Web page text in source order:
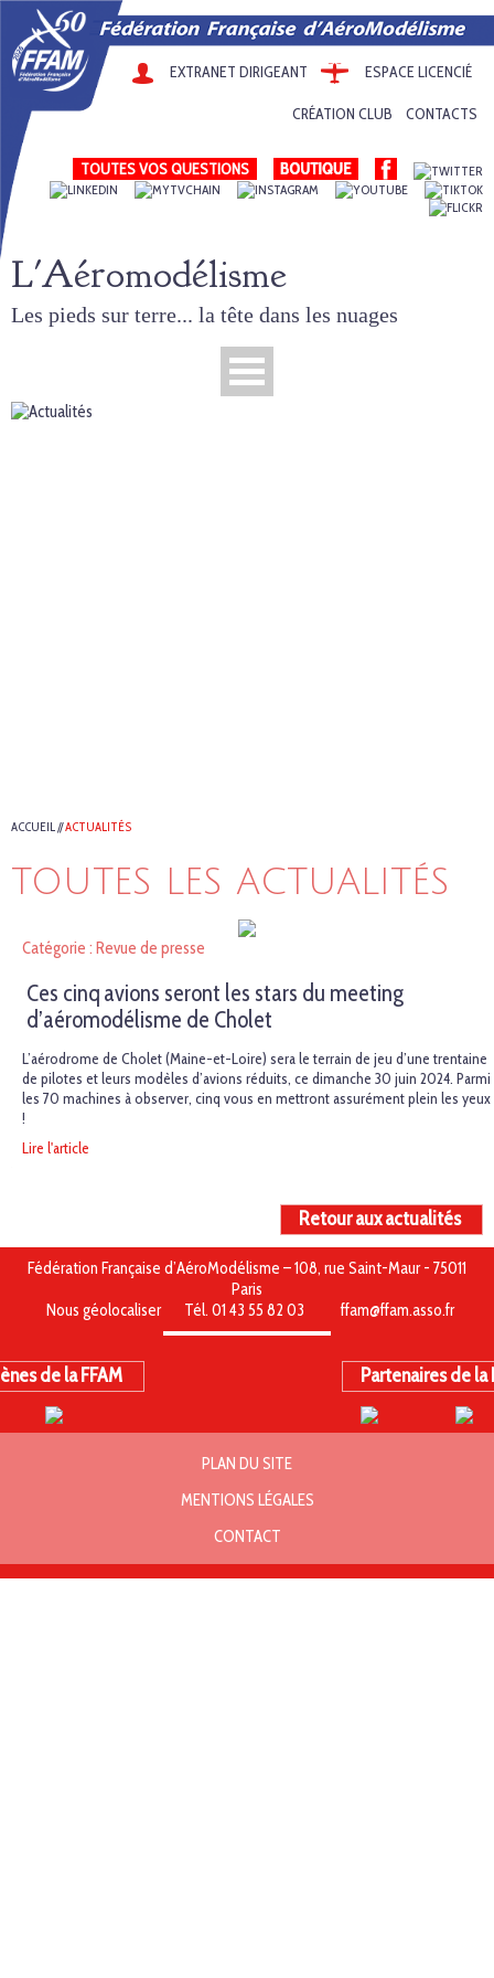
EXTRANET DIRIGEANT ESPACE LICENCIÉ
CRÉATION CLUB CONTACTS
TOUTES VOS QUESTIONS
L'Aéromodélisme
Les pieds sur terre... la tête dans les nuages
ACCUEIL//ACTUALITÉS
TOUTES LES ACTUALITÉS
Catégorie : Revue de presse
Ces cinq avions seront les stars du meeting
d’aéromodélisme de Cholet
L’aérodrome de Cholet (Maine-et-Loire) sera le terrain de jeu d’une trentaine
de pilotes et leurs modèles d’avions réduits, ce dimanche 30 juin 2024. Parmi
les 70 machines à observer, cinq vous en mettront assurément plein les yeux
!
Lire l'article
Retour aux actualités
Fédération Française d’AéroModélisme – 108, rue Saint-Maur - 75011
Paris
Nous géolocaliser
Tél. 01 43 55 82 03 ffam@ffam.asso.fr
de la FFAM Partenaires de la
PLAN DU SITE
MENTIONS LÉGALES
CONTACT